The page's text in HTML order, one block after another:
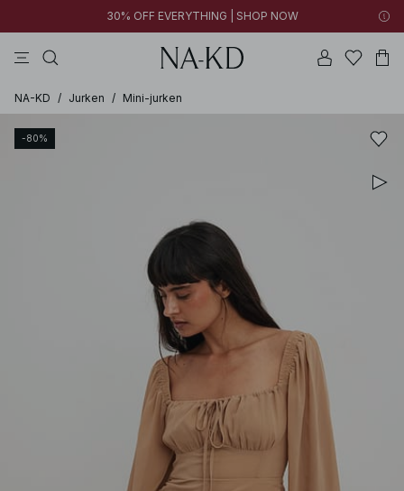
30% OFF EVERYTHING | SHOP NOW
NA-KD / Jurken / Mini-jurken
-80%